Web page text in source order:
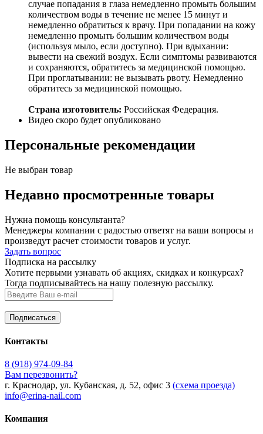
случае попадания в глаза немедленно промыть большим
количеством воды в течение не менее 15 минут и
немедленно обратиться к врачу. При попадании на кожу
немедленно промыть большим количеством воды
(используя мыло, если доступно). При вдыхании:
вывести на свежий воздух. Если симптомы развиваются
и сохраняются, обратитесь за медицинской помощью.
При проглатывании: не вызывать рвоту. Немедленно
обратитесь за медицинской помощью.
Страна изготовитель: Российская Федерация.
Видео скоро будет опубликовано
Персональные рекомендации
Не выбран товар
Недавно просмотренные товары
Нужна помощь консультанта?
Менеджеры компании с радостью ответят на ваши вопросы и
произведут расчет стоимости товаров и услуг.
Задать вопрос
Подписка на рассылку
Хотите первыми узнавать об акциях, скидках и конкурсах?
Тогда подписывайтесь на нашу полезную рассылку.
Контакты
8 (918) 974-09-84
Вам перезвонить?
г. Краснодар, ул. Кубанская, д. 52, офис 3 (схема проезда)
info@erina-nail.com
Компания